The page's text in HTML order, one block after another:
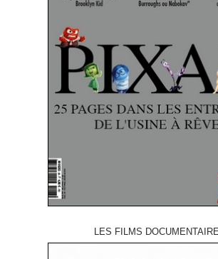
LES FILMS